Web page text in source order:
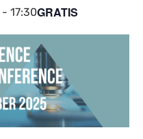
- 17:30GRATIS